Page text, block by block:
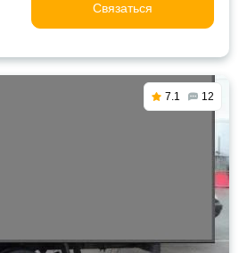
Связаться
7.1 12